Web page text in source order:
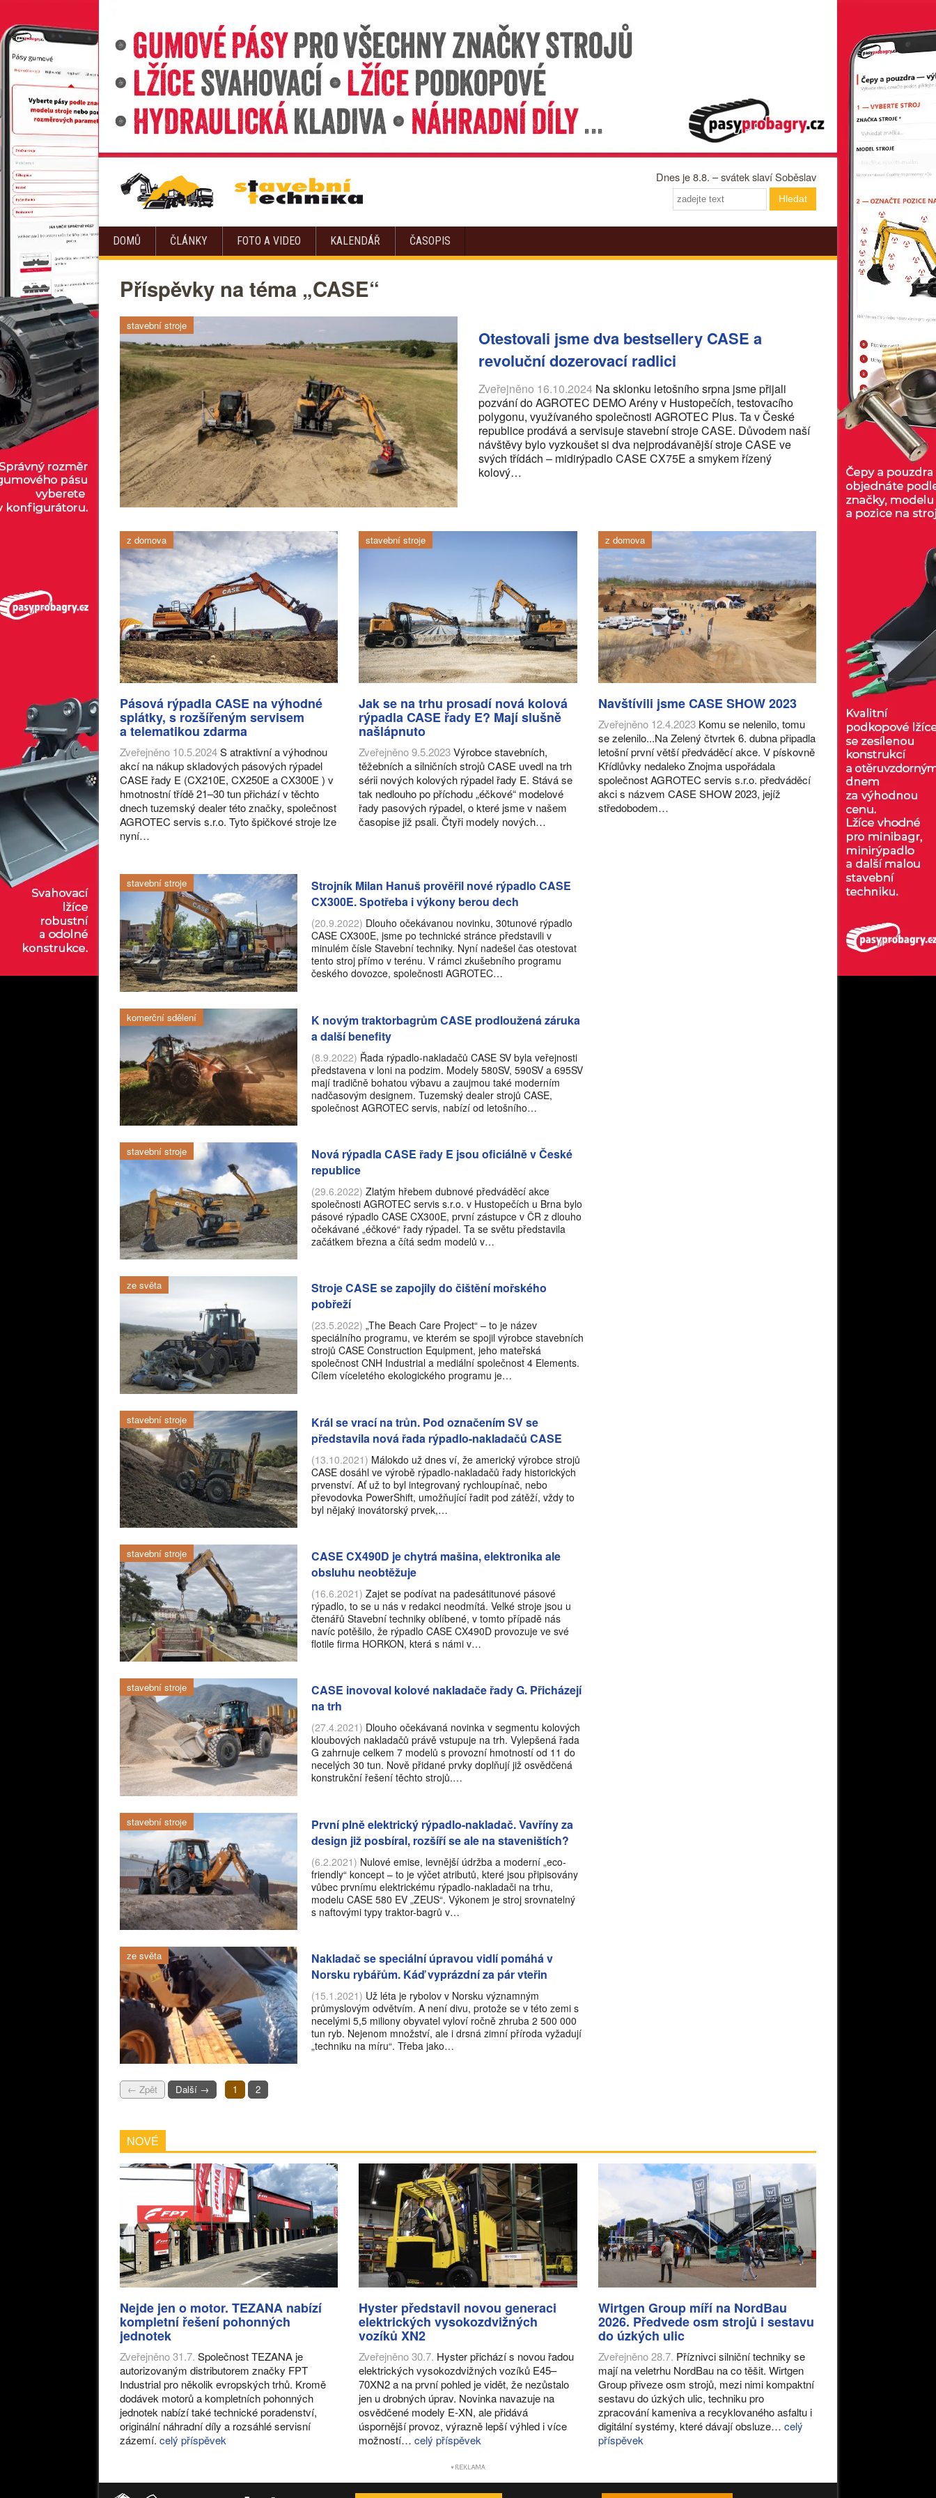
Dnes je 8.8. – svátek slaví Soběslav
Hledat
DOMŮ ČLÁNKY FOTO A VIDEO KALENDÁŘ ČASOPIS
Příspěvky na téma „CASE“
stavební stroje
Otestovali jsme dva bestsellery CASE a
revoluční dozerovací radlici
Zveřejněno 16.10.2024 Na sklonku letošního srpna jsme přijali
pozvání do AGROTEC DEMO Arény v Hustopečích, testovacího
polygonu, využívaného společnosti AGROTEC Plus. Ta v České
republice prodává a servisuje stavební stroje CASE. Důvodem naší
návštěvy bylo vyzkoušet si dva nejprodávanější stroje CASE ve
svých třídách – midirýpadlo CASE CX75E a smykem řízený
kolový…
z domova
Pásová rýpadla CASE na výhodné
splátky, s rozšířeným servisem
a telematikou zdarma
Zveřejněno 10.5.2024S atraktivní a výhodnou
akcí na nákup skladových pásových rýpadel
CASE řady E (CX210E, CX250E a CX300E ) v
hmotnostní třídě 21–30 tun přichází v těchto
dnech tuzemský dealer této značky, společnost
AGROTEC servis s.r.o. Tyto špičkové stroje lze
nyní…
stavební stroje
Jak se na trhu prosadí nová kolová
rýpadla CASE řady E? Mají slušně
našlápnuto
Zveřejněno 9.5.2023Výrobce stavebních,
těžebních a silničních strojů CASE uvedl na trh
sérii nových kolových rýpadel řady E. Stává se
tak nedlouho po příchodu „éčkové“ modelové
řady pasových rýpadel, o které jsme v našem
časopise již psali. Čtyři modely nových…
z domova
Navštívili jsme CASE SHOW 2023
Zveřejněno 12.4.2023Komu se nelenilo, tomu
se zelenilo...Na Zelený čtvrtek 6. dubna připadla
letošní první větší předváděcí akce. V pískovně
Křídlůvky nedaleko Znojma uspořádala
společnost AGROTEC servis s.r.o. předváděcí
akci s názvem CASE SHOW 2023, jejíž
středobodem…
stavební stroje
Strojník Milan Hanuš prověřil nové rýpadlo CASE
CX300E. Spotřeba i výkony berou dech
(20.9.2022) Dlouho očekávanou novinku, 30tunové rýpadlo
CASE CX300E, jsme po technické stránce představili v
minulém čísle Stavební techniky. Nyní nadešel čas otestovat
tento stroj přímo v terénu. V rámci zkušebního programu
českého dovozce, společnosti AGROTEC…
komerční sdělení
K novým traktorbagrům CASE prodloužená záruka
a další benefity
(8.9.2022) Řada rýpadlo-nakladačů CASE SV byla veřejnosti
představena v loni na podzim. Modely 580SV, 590SV a 695SV
mají tradičně bohatou výbavu a zaujmou také moderním
nadčasovým designem. Tuzemský dealer strojů CASE,
společnost AGROTEC servis, nabízí od letošního…
stavební stroje
Nová rýpadla CASE řady E jsou oficiálně v České
republice
(29.6.2022) Zlatým hřebem dubnové předváděcí akce
společnosti AGROTEC servis s.r.o. v Hustopečích u Brna bylo
pásové rýpadlo CASE CX300E, první zástupce v ČR z dlouho
očekávané „éčkové“ řady rýpadel. Ta se světu představila
začátkem března a čítá sedm modelů v…
ze světa
Stroje CASE se zapojily do čištění mořského
pobřeží
(23.5.2022) „The Beach Care Project“ – to je název
speciálního programu, ve kterém se spojil výrobce stavebních
strojů CASE Construction Equipment, jeho mateřská
společnost CNH Industrial a mediální společnost 4 Elements.
Cílem víceletého ekologického programu je…
stavební stroje
Král se vrací na trůn. Pod označením SV se
představila nová řada rýpadlo-nakladačů CASE
(13.10.2021) Málokdo už dnes ví, že americký výrobce strojů
CASE dosáhl ve výrobě rýpadlo-nakladačů řady historických
prvenství. Ať už to byl integrovaný rychloupínač, nebo
převodovka PowerShift, umožňující řadit pod zátěží, vždy to
byl nějaký inovátorský prvek,…
stavební stroje
CASE CX490D je chytrá mašina, elektronika ale
obsluhu neobtěžuje
(16.6.2021) Zajet se podívat na padesátitunové pásové
rýpadlo, to se u nás v redakci neodmítá. Velké stroje jsou u
čtenářů Stavební techniky oblíbené, v tomto případě nás
navíc potěšilo, že rýpadlo CASE CX490D provozuje ve své
flotile firma HORKON, která s námi v…
stavební stroje
CASE inovoval kolové nakladače řady G. Přicházejí
na trh
(27.4.2021) Dlouho očekávaná novinka v segmentu kolových
kloubových nakladačů právě vstupuje na trh. Vylepšená řada
G zahrnuje celkem 7 modelů s provozní hmotností od 11 do
necelých 30 tun. Nově přidané prvky doplňují již osvědčená
konstrukční řešení těchto strojů.…
stavební stroje
První plně elektrický rýpadlo-nakladač. Vavříny za
design již posbíral, rozšíří se ale na staveništích?
(6.2.2021) Nulové emise, levnější údržba a moderní „eco-
friendly“ koncept – to je výčet atributů, které jsou připisovány
vůbec prvnímu elektrickému rýpadlo-nakladači na trhu,
modelu CASE 580 EV „ZEUS“. Výkonem je stroj srovnatelný
s naftovými typy traktor-bagrů v…
ze světa
Nakladač se speciální úpravou vidlí pomáhá v
Norsku rybářům. Káď vyprázdní za pár vteřin
(15.1.2021) Už léta je rybolov v Norsku významným
průmyslovým odvětvím. A není divu, protože se v této zemi s
necelými 5,5 miliony obyvatel vyloví ročně zhruba 2 500 000
tun ryb. Nejenom množství, ale i drsná zimní příroda vyžadují
„techniku na míru“. Třeba jako…
← Zpět Další → 1 2
NOVÉ
Nejde jen o motor. TEZANA nabízí
kompletní řešení pohonných
jednotek
Zveřejněno 31.7. Společnost TEZANA je
autorizovaným distributorem značky FPT
Industrial pro několik evropských trhů. Kromě
dodávek motorů a kompletních pohonných
jednotek nabízí také technické poradenství,
originální náhradní díly a rozsáhlé servisní
zázemí. celý příspěvek
Hyster představil novou generaci
elektrických vysokozdvižných
vozíků XN2
Zveřejněno 30.7. Hyster přichází s novou řadou
elektrických vysokozdvižných vozíků E45–
70XN2 a na první pohled je vidět, že nezůstalo
jen u drobných úprav. Novinka navazuje na
osvědčené modely E-XN, ale přidává
úspornější provoz, výrazně lepší výhled i více
možností…celý příspěvek
Wirtgen Group míří na NordBau
2026. Předvede osm strojů i sestavu
do úzkých ulic
Zveřejněno 28.7. Příznivci silniční techniky se
mají na veletrhu NordBau na co těšit. Wirtgen
Group přiveze osm strojů, mezi nimi kompaktní
sestavu do úzkých ulic, techniku pro
zpracování kameniva a recyklovaného asfaltu i
digitální systémy, které dávají obsluze… celý
příspěvek